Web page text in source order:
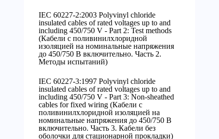
IEC 60227-2:2003 Polyvinyl chloride
insulated cables of rated voltages up to and
including 450/750 V - Part 2: Test methods
(Кабели с поливинилхлоридной
изоляцией на номинальные напряжения
до 450/750 В включительно. Часть 2.
Методы испытаний)
IEC 60227-3:1997 Polyvinyl chloride
insulated cables of rated voltages up to and
including 450/750 V - Part 3: Non-sheathed
cables for fixed wiring (Кабели с
поливинилхлоридной изоляцией на
номинальные напряжения до 450/750 В
включительно. Часть 3. Кабели без
оболочки для стационарной прокладки)